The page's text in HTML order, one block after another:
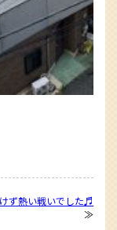
ず熱い戦いでした♬
≫